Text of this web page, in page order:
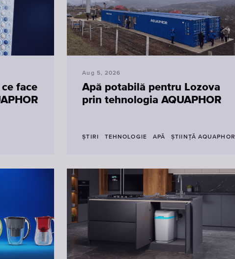
ce face
Aug 5, 2026
Apă potabilă pentru Lozova
prin tehnologia AQUAPHOR
ȘTIRI TEHNOLOGIE APĂ ŞTIINŢĂ AQUAPHOR